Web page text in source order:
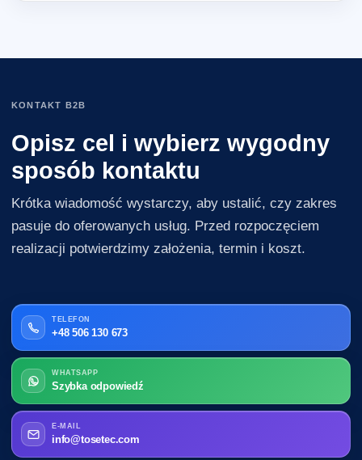
KONTAKT B2B
Opisz cel i wybierz wygodny
sposób kontaktu
Krótka wiadomość wystarczy, aby ustalić, czy zakres
pasuje do oferowanych usług. Przed rozpoczęciem
realizacji potwierdzimy założenia, termin i koszt.
TELEFON
+48 506 130 673
WHATSAPP
Szybka odpowiedź
E-MAIL
info@tosetec.com